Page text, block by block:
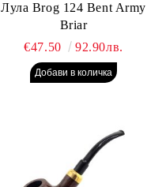
Лула Brog 124 Bent Army
Briar
€47.50
92.90лв.